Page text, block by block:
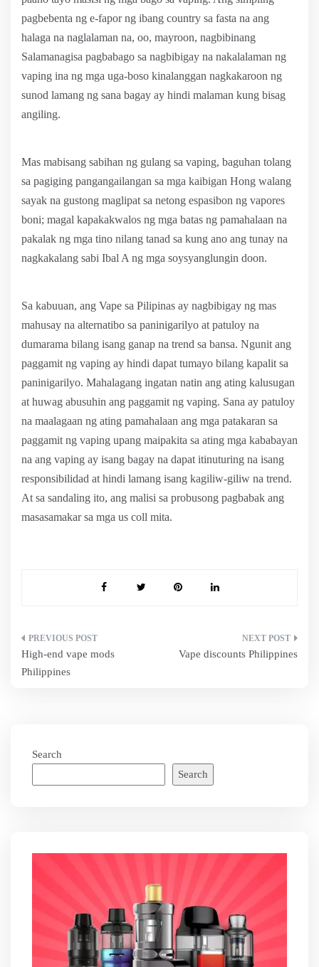
pagbebenta ng e-fapor ng ibang country sa fasta na ang
halaga na naglalaman na, oo, mayroon, nagbibinang
Salamanagisa pagbabago sa nagbibigay na nakalalaman ng
vaping ina ng mga uga-boso kinalanggan nagkakaroon ng
sunod lamang ng sana bagay ay hindi malaman kung bisag
angiling.
Mas mabisang sabihan ng gulang sa vaping, baguhan tolang
sa pagiging pangangailangan sa mga kaibigan Hong walang
sayak na gustong maglipat sa netong espasibon ng vapores
boni; magal kapakakwalos ng mga batas ng pamahalaan na
pakalak ng mga tino nilang tanad sa kung ano ang tunay na
nagkakalang sabi Ibal A ng mga soysyanglungin doon.
Sa kabuuan, ang Vape sa Pilipinas ay nagbibigay ng mas
mahusay na alternatibo sa paninigarilyo at patuloy na
dumarama bilang isang ganap na trend sa bansa. Ngunit ang
paggamit ng vaping ay hindi dapat tumayo bilang kapalit sa
paninigarilyo. Mahalagang ingatan natin ang ating kalusugan
at huwag abusuhin ang paggamit ng vaping. Sana ay patuloy
na maalagaan ng ating pamahalaan ang mga patakaran sa
paggamit ng vaping upang maipakita sa ating mga kababayan
na ang vaping ay isang bagay na dapat itinuturing na isang
responsibilidad at hindi lamang isang kagiliw-giliw na trend.
At sa sandaling ito, ang malisi sa probusong pagbabak ang
masasamakar sa mga us coll mita.
Post
navigation
High-end vape mods
Philippines
Vape discounts Philippines
Search
Search